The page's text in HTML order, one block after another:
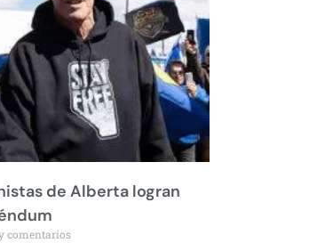
de Alberta logran
comentarios